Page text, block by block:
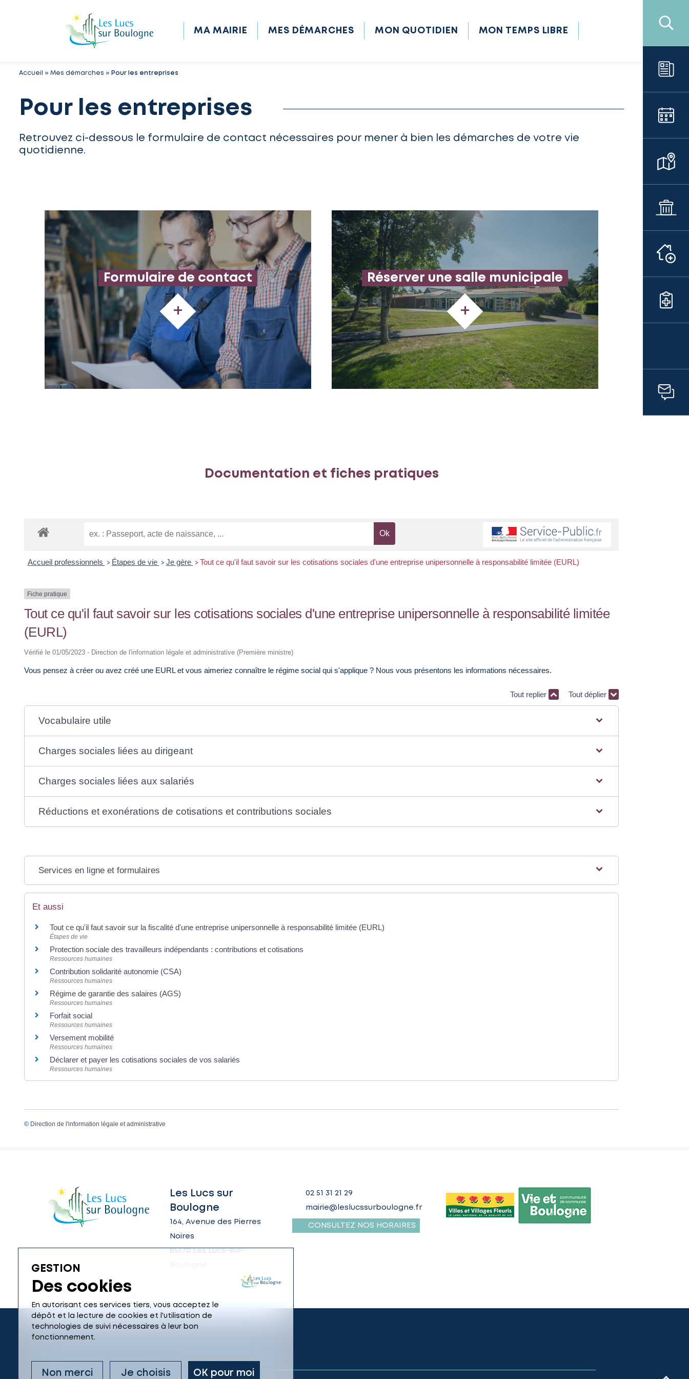
MA MAIRIE MES DÉMARCHES MON QUOTIDIEN MON TEMPS LIBRE
Accueil » Mes démarches » Pour les entreprises
Pour les entreprises
Retrouvez ci-dessous le formulaire de contact nécessaires pour mener à bien les démarches de votre vie
quotidienne.
Formulaire de contact
+
Réserver une salle municipale
+
Documentation et fiches pratiques
Accueil professionnels > Étapes de vie > Je gère > Tout ce qu'il faut savoir sur les cotisations sociales d'une entreprise unipersonnelle à responsabilité limitée (EURL)
Fiche pratique
Tout ce qu'il faut savoir sur les cotisations sociales d'une entreprise unipersonnelle à responsabilité limitée
(EURL)
Vérifié le 01/05/2023 - Direction de l'information légale et administrative (Première ministre)
Vous pensez à créer ou avez créé une EURL et vous aimeriez connaître le régime social qui s'applique ? Nous vous présentons les informations nécessaires.
Tout replier Tout déplier
Vocabulaire utile
Charges sociales liées au dirigeant
Charges sociales liées aux salariés
Réductions et exonérations de cotisations et contributions sociales
Services en ligne et formulaires
Et aussi
Tout ce qu'il faut savoir sur la fiscalité d'une entreprise unipersonnelle à responsabilité limitée (EURL)
Étapes de vie
Protection sociale des travailleurs indépendants : contributions et cotisations
Ressources humaines
Contribution solidarité autonomie (CSA)
Ressources humaines
Régime de garantie des salaires (AGS)
Ressources humaines
Forfait social
Ressources humaines
Versement mobilité
Ressources humaines
Déclarer et payer les cotisations sociales de vos salariés
Ressources humaines
© Direction de l'information légale et administrative
Les Lucs sur
Boulogne
164, Avenue des Pierres
Noires
85170 Les Lucs-sur-
02 51 31 21 29
mairie@leslucssurboulogne.fr
CONSULTEZ NOS HORAIRES
GESTION
Des cookies
En autorisant ces services tiers, vous acceptez le
dépôt et la lecture de cookies et l'utilisation de
technologies de suivi nécessaires à leur bon
fonctionnement.
Non merci Je choisis OK pour moi